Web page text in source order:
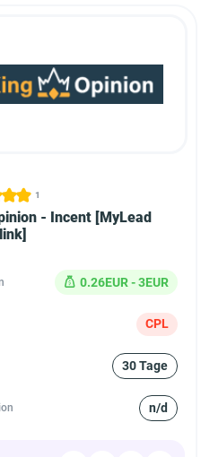
1
- Incent [MyLead
0.26EUR - 3EUR
CPL
30 Tage
n/d